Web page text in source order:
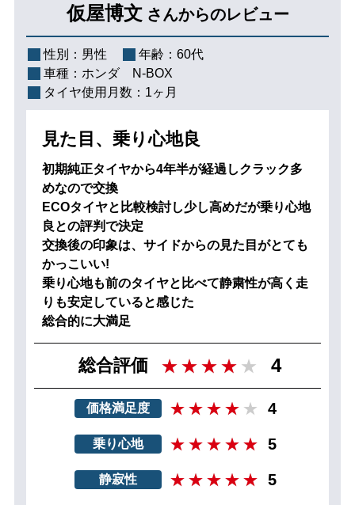
仮屋博文 さんからのレビュー
性別： 男性 年齢： 60代
車種： ホンダ N-BOX
タイヤ使用月数： 1ヶ月
見た目、乗り心地良
初期純正タイヤから4年半が経過しクラック多
めなので交換
ECOタイヤと比較検討し少し高めだが乗り心地
良との評判で決定
交換後の印象は、サイドからの見た目がとても
かっこいい!
乗り心地も前のタイヤと比べて静粛性が高く走
りも安定していると感じた
総合的に大満足
総合評価 4
価格満足度 4
乗り心地 5
静寂性 5